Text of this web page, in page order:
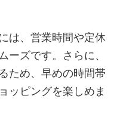
は、営業時間や定休
ーズです。さらに、
ため、早めの時間帯
ッピングを楽しめま